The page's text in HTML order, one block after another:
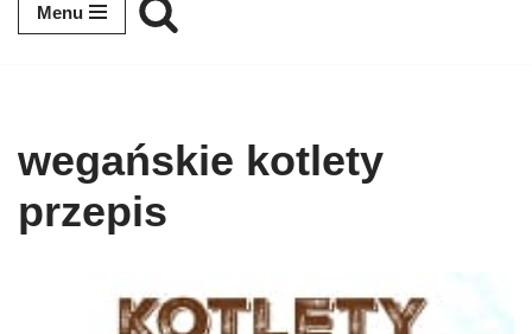
Menu
wegańskie kotlety
przepis